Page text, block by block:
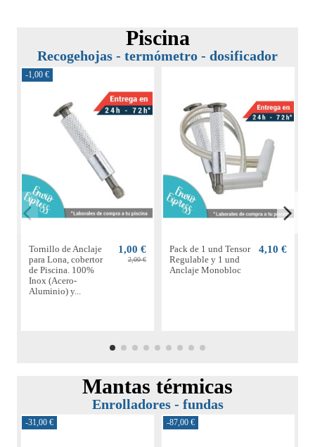
Piscina
Recogehojas - termómetro - dosificador
-1,00 €
Tornillo de Anclaje
para Lona, cobertor
de Piscina. 100%
Inox (Acero-
Aluminio) y...
1,00 €
2,00 €
Pack de 1 und Tensor
Regulable y 1 und
Anclaje Monobloc
4,10 €
Mantas térmicas
Enrolladores - fundas
-31,00 € -87,00 €